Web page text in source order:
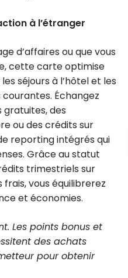
à l’étranger
d’affaires ou que vous
cette carte optimise
séjours à l’hôtel et les
Échangez
des
ou des crédits sur
reporting intégrés qui
Grâce au statut
trimestriels sur
vous équilibrerez
et économies.
Les points bonus et
des achats
pour obtenir